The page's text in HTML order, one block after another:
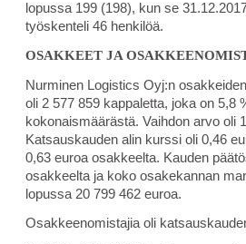
lopussa 199 (198), kun se
työskenteli 46 henkilöä.
OSAKKEET JA
Nurminen Logistics Oyj:n
oli 2 577 859 kappaletta, joka on 5,8
kokonaismäärästä. Vaihdon arvo oli
Katsauskauden alin kurssi oli 0,46
0,63 euroa osakkeelta. Kauden
osakkeelta ja koko osakekannan
lopussa 20 799 462 euroa.
Osakkeenomistajia oli